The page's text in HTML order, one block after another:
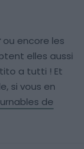
ou encore les
elles aussi
a tutti ! Et
si vous en
de